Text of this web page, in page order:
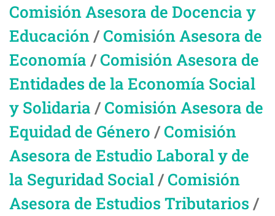
Comisión Asesora de Docencia y
Educación/Comisión Asesora de
Economía /Comisión Asesora de
Entidades de la Economía Social
y Solidaria /Comisión Asesora de
Equidad de Género /Comisión
Asesora de Estudio Laboral y de
la Seguridad Social/Comisión
Asesora de Estudios Tributarios /